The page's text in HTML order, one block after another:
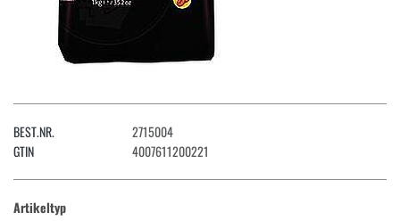
BEST.NR.
2715004
GTIN
4007611200221
Artikeltyp